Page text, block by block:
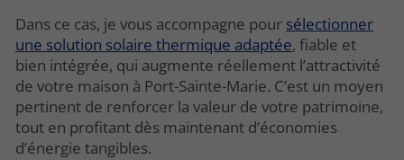
Dans ce cas, je vous accompagne pour sélectionner
une solution solaire thermique adaptée, fiable et
bien intégrée, qui augmente réellement l’attractivité
de votre maison à Port-Sainte-Marie. C’est un moyen
pertinent de renforcer la valeur de votre patrimoine,
tout en profitant dès maintenant d’économies
d’énergie tangibles.